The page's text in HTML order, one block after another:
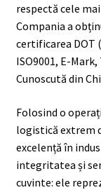
respectă cele
Compania a
certificarea DOT
ISO9001, E-
Cunoscută din
Folosind o
logistică extrem
excelență în
integritatea și
cuvinte: ele